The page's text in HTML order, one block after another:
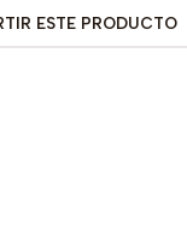
ESTE PRODUCTO